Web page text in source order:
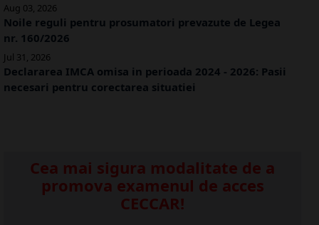
Aug 03, 2026
Noile reguli pentru prosumatori prevazute de Legea
nr. 160/2026
Jul 31, 2026
Declararea IMCA omisa in perioada 2024 - 2026: Pasii
necesari pentru corectarea situatiei
Cea mai sigura modalitate de a
promova examenul de acces
CECCAR!